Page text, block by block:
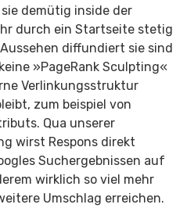
demütig inside der
durch ein Startseite stetig
diffundiert sie sind
»PageRank Sculpting«
Verlinkungsstruktur
zum beispiel von
Qua unserer
wirst Respons direkt
Suchergebnissen auf
wirklich so viel mehr
Umschlag erreichen.